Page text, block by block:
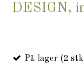
DESIGN,
På lager (2